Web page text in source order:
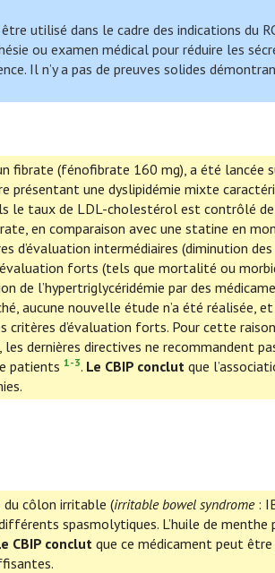
utilisé dans le cadre des indications du
ou examen médical pour réduire les
Il n’y a pas de preuves solides
fibrate (fénofibrate 160 mg), a été lancée
présentant une dyslipidémie mixte
le taux de LDL-cholestérol est contrôlé de
en comparaison avec une statine en
d’évaluation intermédiaires (diminution des
forts (tels que mortalité ou
de l’hypertriglycéridémie par des
aucune nouvelle étude n’a été réalisée,
d’évaluation forts. Pour cette
dernières directives ne recommandent
patients 1-3. Le CBIP conclut que
du côlon irritable (irritable bowel syndrome:
spasmolytiques. L’huile de menthe
CBIP conclut que ce médicament peut être